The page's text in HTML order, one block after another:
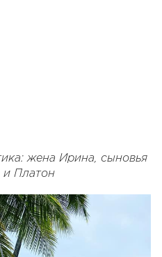
жена Ирина, сыновья
и Платон